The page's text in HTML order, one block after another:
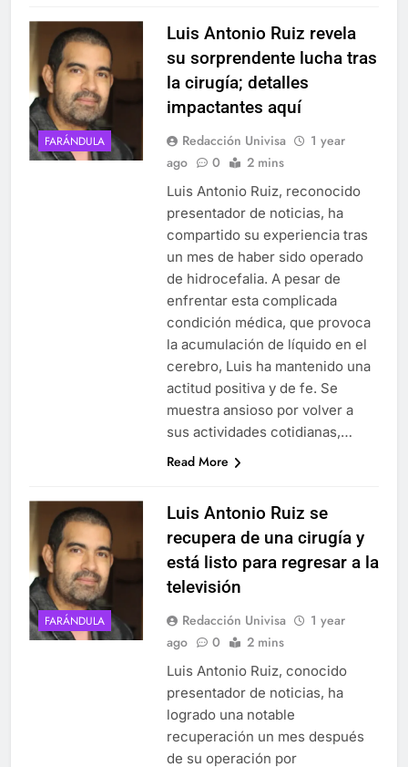
FARÁNDULA
Luis Antonio Ruiz revela
su sorprendente lucha tras
la cirugía; detalles
impactantes aquí
Redacción Univisa
1 year
ago
0 2 mins
Luis Antonio Ruiz, reconocido
presentador de noticias, ha
compartido su experiencia tras
un mes de haber sido operado
de hidrocefalia. A pesar de
enfrentar esta complicada
condición médica, que provoca
la acumulación de líquido en el
cerebro, Luis ha mantenido una
actitud positiva y de fe. Se
muestra ansioso por volver a
sus actividades cotidianas,…
Read More
FARÁNDULA
Luis Antonio Ruiz se
recupera de una cirugía y
está listo para regresar a la
televisión
Redacción Univisa
1 year
ago
0 2 mins
Luis Antonio Ruiz, conocido
presentador de noticias, ha
logrado una notable
recuperación un mes después
de su operación por